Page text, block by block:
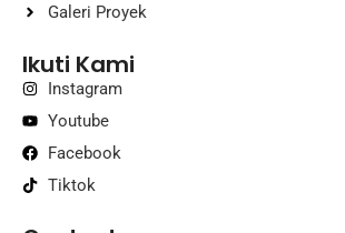
Galeri Proyek
Ikuti Kami
Instagram
Youtube
Facebook
Tiktok